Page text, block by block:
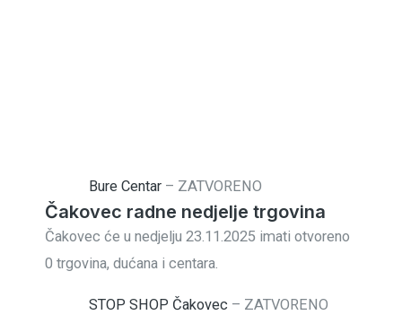
Bure Centar – ZATVORENO
Čakovec radne nedjelje trgovina
Čakovec će u nedjelju 23.11.2025 imati otvoreno
0 trgovina, dućana i centara.
STOP SHOP Čakovec – ZATVORENO